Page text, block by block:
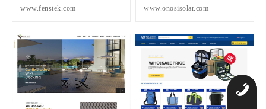
www.fenstek.com www.onosisolar.com